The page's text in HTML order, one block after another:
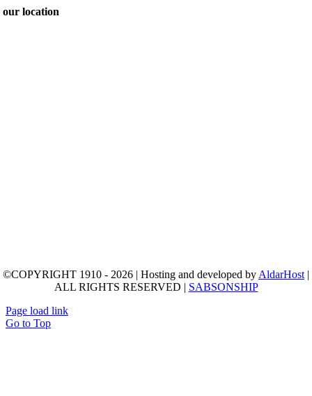
our location
©COPYRIGHT 1910 - 2026 | Hosting and developed by AldarHost |
ALL RIGHTS RESERVED | SABSONSHIP
Page load link
Go to Top